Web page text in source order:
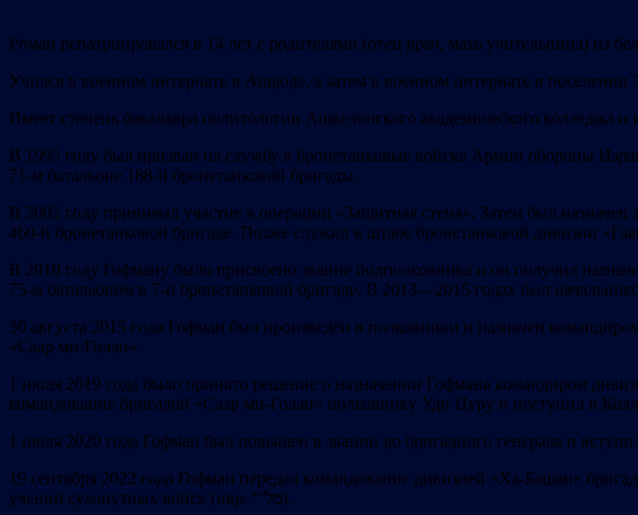
Роман репатриировался в 14 лет с родителями (отец врач, мать учительница) из
Учился в военном интернате в Ашдоде, а затем в военном интернате в поселении
Имеет степень бакалавра политологии Ашкелонского академического колледжа
В 1995 году был призван на службу в бронетанковые войска Армии обороны
71-м батальоне 188-й бронетанковой бригады.
В 2002 году принимал участие в операции «Защитная стена». Затем был
460-й бронетанковой бригаде. Позже служил в штабе бронетанковой дивизии
В 2010 году Гофману было присвоено звание подполковника и он получил
75-м батальоном в 7-й бронетанковой бригаде. В 2013—2015 годах был
30 августа 2015 года Гофман был произведён в полковники и назначен
«Саар ми-Голан».
1 июля 2019 года было принято решение о назначении Гофмана командиром
командование бригадой «Саар ми-Голан» полковнику Уди Цуру и поступил в
1 июля 2020 года Гофман был повышен в звании до бригадного генерала и
19 сентября 2022 года Гофман передал командование дивизией «Ха-Башан»
учений сухопутных войск (ивр. ‏מל”י).